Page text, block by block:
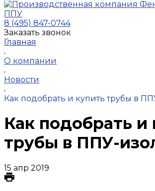
8 (495) 847-0744
Заказать звонок
Главная
О компании
Новости
Как подобрать и купить трубы в
Как подобрать и
трубы в ППУ-
15 апр 2019